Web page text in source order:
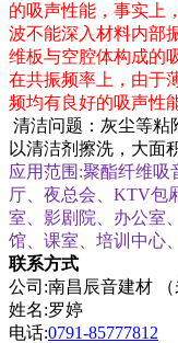
的吸声性能，事实上
波不能深入材料内部
维板与空腔体构成的
在共振频率上，由于
频均有良好的吸声性
清洁问题：灰尘等粘
以清洁剂擦洗，大面
应用范围 :聚酯纤维吸
厅、夜总会、 KTV包
室、影剧院、办公室
馆、课室、培训中心
联系方式
公司:南昌辰音建材 （
姓名:罗婷
电话:0791-85777812